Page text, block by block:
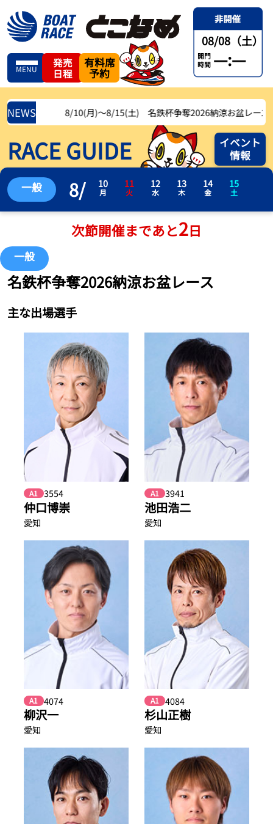
MENU
発売
日程
有料席
予約
08/08（土）
開門
時間 —:—
NEWS 8/10(月)〜8/15(土) 名鉄杯争奪2026納涼お盆レース
RACE GUIDE
イベント
情報
一般 8/ 10
月
11
火
12
水
13
木
14
金
15
土
次節開催まであと2日
一般
名鉄杯争奪2026納涼お盆レース
主な出場選手
A1 3554
仲口博崇
愛知
A1 3941
池田浩二
愛知
A1 4074
柳沢一
愛知
A1 4084
杉山正樹
愛知